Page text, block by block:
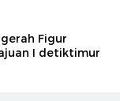
Figur
I detiktimur